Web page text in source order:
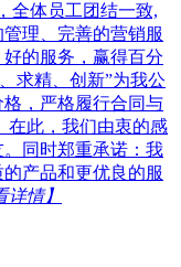
全体员工团结一致,
理、完善的营销服
的服务，赢得百分
求精、创新”为我公
，严格履行合同与
在此，我们由衷的感
同时郑重承诺：我
产品和更优良的服
详情】